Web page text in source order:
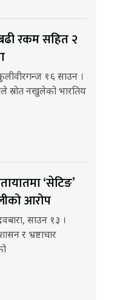
रकम सहित २
१६ साउन ।
स्रोत नखुलेको भारतिय
‘सेटिङ’
आरोप
साउन १३ ।
र भ्रष्टाचार